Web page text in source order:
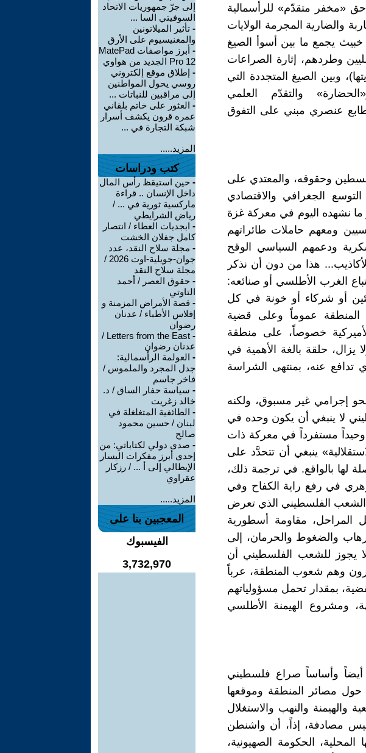
حق «مخفر متقدّم» للرأسمالية
والضارية المجرمة الولايات
خبيث يجمع ما بين أسوأ الصيغ
وطردهم، إثارة الصراعات
وبين الصيغ المتجددة التي
والتقدّم العلمي
عنصري مبني على التفوق
وحقوقه، والمعتدي على
الجغرافي والاقتصادي
نشهده اليوم في معركة غزة
ومعهم حاملات طائراتهم
ودعمهم السياسي الوقح
هذا من دون أن نذكر
الغرب الأطلسي أو صنائعه:
أو شركاء أو خونة في كل
المنطقة عموماً وعلى قضية
خصوصاً، على منطقة
يزال، حلقة بالغة الأهمية في
تدافع عنه، بمنتهى الشراسة
إجرامي غير مسبوق، ولكنه
لا ينبغي أن يكون وحده في
وحيداً مستفرداً في معركة ذات
ينبغي أن تتحدَّد على
لها بالواقع. في ترجمة ذلك،
في رفع راية الكفاح وفي
الشعب الفلسطيني الذي تعرض
مقاومة أسطورية
والضغوط والحرمان، إلى
يجوز للشعب الفلسطيني أن
وهم شعوب المنطقة، عرباً
بمقدار تحمل مسؤولياتهم
ومشروع الهيمنة الأطلسي
أيضاً وأساساً صراع فلسطيني
حول مصائر المنطقة وموقعها
والهيمنة والنهب والاستغلال
ليس مصادفة، إذاً، أن واشنطن
الحكومة الصهيونية،
إلى جرّ جمهوريات الاتحاد
السوفيتي السا ...
- تأثير الميلاتونين
والمغنيسيوم على الأرق
-
أبرز مواصفات MatePad
Pro 12 الجديد من هواوي
- إطلاق موقع إلكتروني
روسي يحول المواطنين
إلى مراقبين للنباتات ...
- العثور على خاتم بلقاني
عمره قرون يكشف أسرار
شبكة التجارة في ...
المزيد.....
كتب ودراسات
- حين استيقظ رأس المال
داخل الإنسان .. قراءة
ماركسية ثورية في ... /
رياض الشرايطي
- ابجديات العطاء / انتصار
كامل جفلان الخشت
- مجلة سلاح النقد، عدد
جوان-جويلية-اوت 2026 /
مجلة سلاح النقد
- حقوق العصر / أحمد
التاوتي
- قصة الأمراض المزمنة و
إفلاس الأطباء / عدنان
رضوان
-
Letters from the East /
عدنان رضوان
- العولمة الرأسمالية:
جدل المجرد والملموس /
فاخر جاسم
- سياسة حفار الساق / د.
خالد زغريت
- الطائفية المتغلغلة في
لبنان / حسين محمود
صالح
- صدى دولي لكتاباتي: من
إحدى أبرز مفكرات اليسار
الإيطالي إلى أ ... / رزكار
عقراوي
المزيد.....
المعجبين بنا على
الفيسبوك
3,732,970